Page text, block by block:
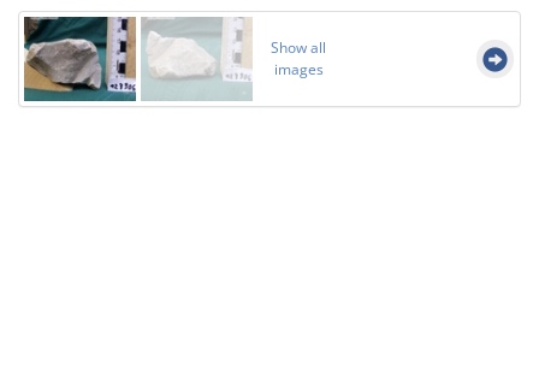
Show all
images